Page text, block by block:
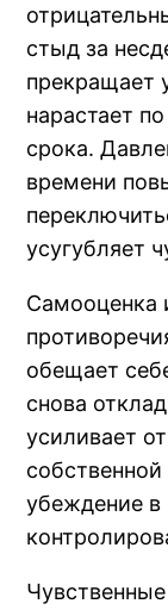
стыд за
прекращает
нарастает
срока.
времени
усугубляет
Самооценка
обещает
снова
усиливает
убеждение